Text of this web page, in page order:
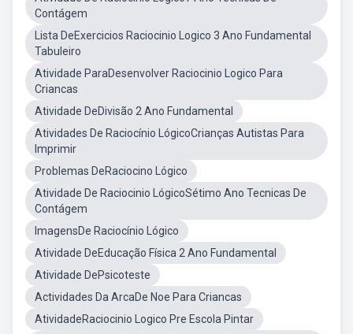
Contágem
Lista DeExercicios Raciocinio Logico 3 Ano Fundamental
Tabuleiro
Atividade ParaDesenvolver Raciocinio Logico Para
Criancas
Atividade DeDivisão 2 Ano Fundamental
Atividades De Raciocínio LógicoCrianças Autistas Para
Imprimir
Problemas DeRaciocino Lógico
Atividade De Raciocinio LógicoSétimo Ano Tecnicas De
Contágem
ImagensDe Raciocínio Lógico
Atividade DeEducação Física 2 Ano Fundamental
Atividade DePsicoteste
Actividades Da ArcaDe Noe Para Criancas
AtividadeRaciocinio Logico Pre Escola Pintar